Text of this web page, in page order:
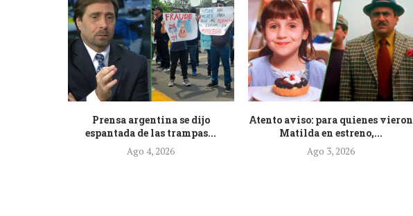
Prensa argentina se dijo
espantada de las trampas...
Ago 4, 2026
Atento aviso: para quienes vieron
Matilda en estreno,...
Ago 3, 2026